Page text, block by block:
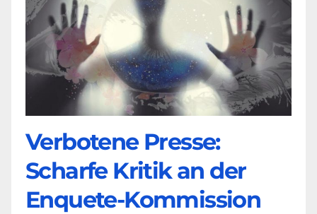
Verbotene Presse:
Scharfe Kritik an der
Enquete-Kommission